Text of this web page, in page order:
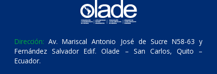
Dirección: Av. Mariscal Antonio José de Sucre N58-63 y
Fernández Salvador Edif. Olade – San Carlos, Quito –
Ecuador.